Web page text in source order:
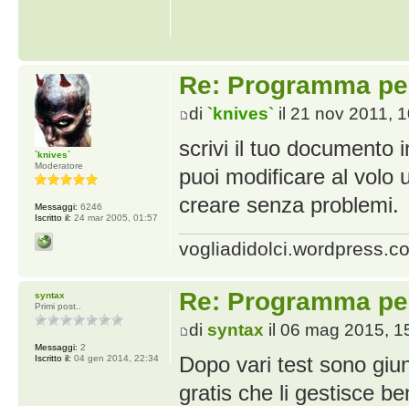
Re: Programma
di `knives`il 21 nov 2011,
scrivi il tuo documento
puoi modificare al volo
creare senza problemi.
`knives`
Moderatore
Messaggi: 6246
Iscritto il: 24 mar 2005, 01:57
Re: Programma
di syntax il 06 mag 2015,
Dopo vari test sono
gratis che li gestisce
syntax
Primi post..
Messaggi: 2
Iscritto il: 04 gen 2014, 22:34